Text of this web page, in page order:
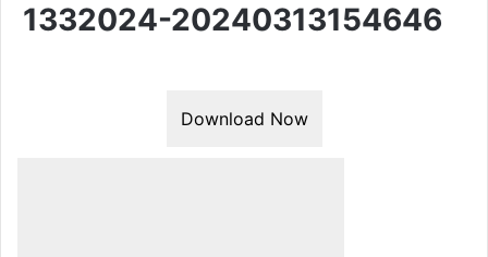
1332024-20240313154646
Download Now